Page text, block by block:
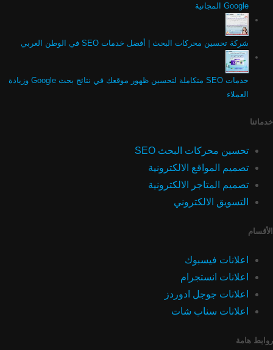
Google المجانية
شركة تحسين محركات البحث | أفضل خدمات SEO في الوطن العربي
خدمات SEO متكاملة لتحسين ظهور موقعك في نتائج بحث Google وزيادة
العملاء
خدماتنا
تحسين محركات البحث SEO
تصميم المواقع الالكترونية
تصميم المتاجر الالكترونية
التسويق الالكتروني
الأقسام
اعلانات فيسبوك
اعلانات انستجرام
اعلانات جوجل ادوردز
اعلانات سناب شات
روابط هامة